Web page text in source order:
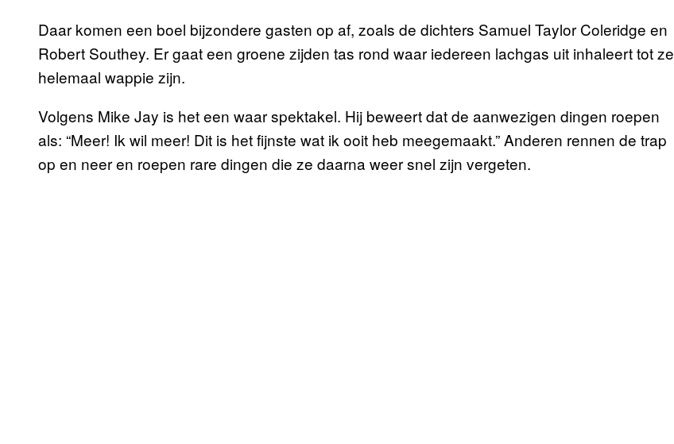
Daar komen een boel bijzondere gasten op af, zoals de dichters Samuel Taylor Coleridge en
Robert Southey. Er gaat een groene zijden tas rond waar iedereen lachgas uit inhaleert tot ze
helemaal wappie zijn.
Volgens Mike Jay is het een waar spektakel. Hij beweert dat de aanwezigen dingen roepen
als: “Meer! Ik wil meer! Dit is het fijnste wat ik ooit heb meegemaakt.” Anderen rennen de trap
op en neer en roepen rare dingen die ze daarna weer snel zijn vergeten.